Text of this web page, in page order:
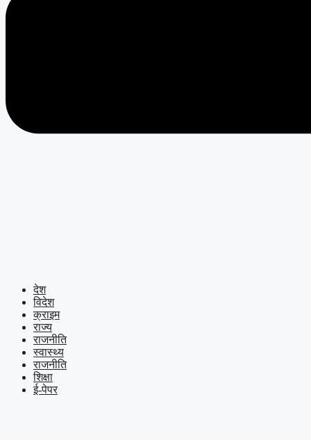
देश
विदेश
क्राइम
राज्य
राजनीति
स्वास्थ्य
राजनीति
शिक्षा
ई-पेपर